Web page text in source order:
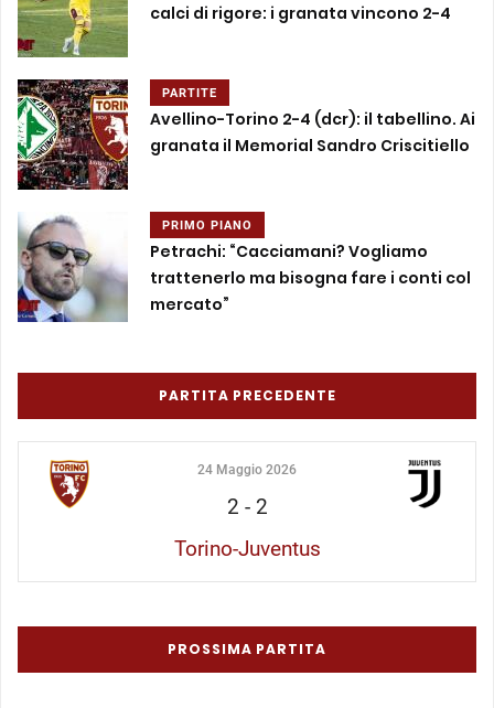
calci di rigore: i granata vincono 2-4
PARTITE
Avellino-Torino 2-4 (dcr): il tabellino. Ai
granata il Memorial Sandro Criscitiello
PRIMO PIANO
Petrachi: “Cacciamani? Vogliamo
trattenerlo ma bisogna fare i conti col
mercato”
PARTITA PRECEDENTE
24 Maggio 2026
2 - 2
Torino-Juventus
PROSSIMA PARTITA